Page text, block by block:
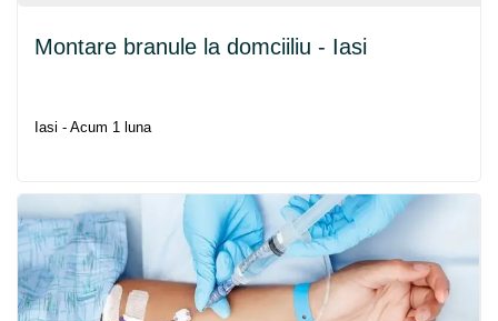
Montare branule la domciiliu - Iasi
Iasi - Acum 1 luna